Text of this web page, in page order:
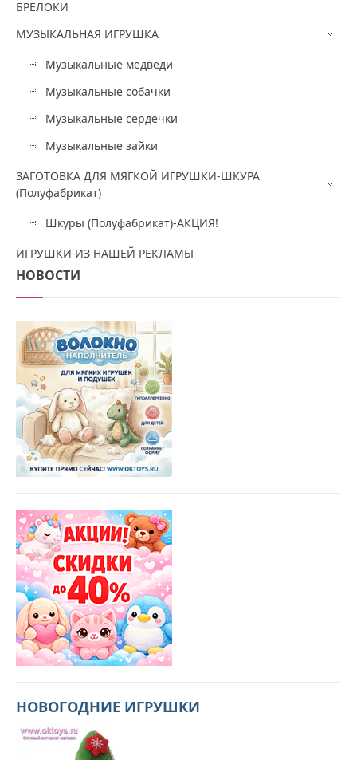
БРЕЛОКИ
МУЗЫКАЛЬНАЯ ИГРУШКА
Музыкальные медведи
Музыкальные собачки
Музыкальные сердечки
Музыкальные зайки
ЗАГОТОВКА ДЛЯ МЯГКОЙ ИГРУШКИ-ШКУРА
(Полуфабрикат)
Шкуры (Полуфабрикат)-АКЦИЯ!
ИГРУШКИ ИЗ НАШЕЙ РЕКЛАМЫ
НОВОСТИ
НОВОГОДНИЕ ИГРУШКИ